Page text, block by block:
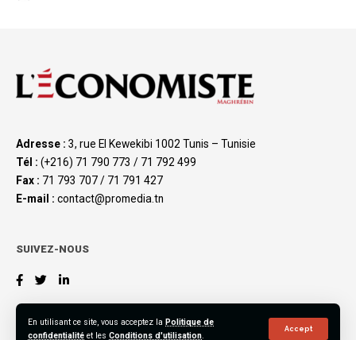
En utilisant ce site, vous acceptez la Politique de
confidentialité et les Conditions d'utilisation.
Accept
Adresse : 3, rue El Kewekibi 1002 Tunis – Tunisie
Tél : (+216) 71 790 773 / 71 792 499
Fax : 71 793 707 / 71 791 427
E-mail : contact@promedia.tn
SUIVEZ-NOUS